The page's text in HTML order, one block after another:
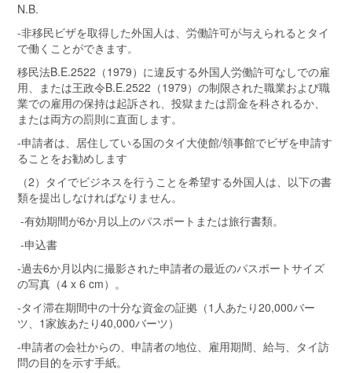
N.B.
-非移民ビザを取得した外国人は、労働許可が与えられるとタイ
で働くことができます。
移民法B.E.2522（1979）に違反する外国人労働許可なしでの雇
用、または王政令B.E.2522（1979）の制限された職業および職
業での雇用の保持は起訴され、投獄または罰金を科されるか、
または両方の罰則に直面します。
-申請者は、居住している国のタイ大使館/領事館でビザを申請す
ることをお勧めします
（2）タイでビジネスを行うことを希望する外国人は、以下の書
類を提出しなければなりません。
-有効期間が6か月以上のパスポートまたは旅行書類。
-申込書
-過去6か月以内に撮影された申請者の最近のパスポートサイズ
の写真（4 x 6 cm）。
-タイ滞在期間中の十分な資金の証拠（1人あたり20,000バー
ツ、1家族あたり40,000バーツ）
-申請者の会社からの、申請者の地位、雇用期間、給与、タイ訪
問の目的を示す手紙。